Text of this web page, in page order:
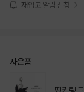
재입고 알림 신청
사은품
띵키링